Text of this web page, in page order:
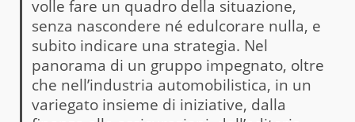
volle fare un quadro della situazione,
senza nascondere né edulcorare nulla, e
subito indicare una strategia. Nel
panorama di un gruppo impegnato, oltre
che nell’industria automobilistica, in un
variegato insieme di iniziative, dalla